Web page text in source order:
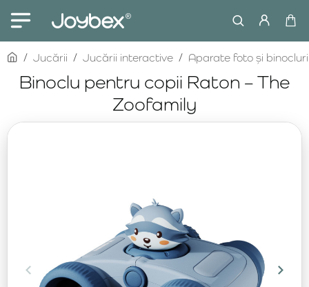
Binoclu pentru copii Raton – The
Zoofamily
homeJucării Jucării interactive Aparate foto și binocluri